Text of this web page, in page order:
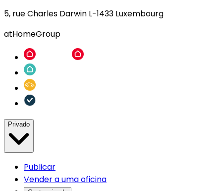
5, rue Charles Darwin L-1433 Luxembourg
atHomeGroup
Privado
Publicar
Vender a uma oficina